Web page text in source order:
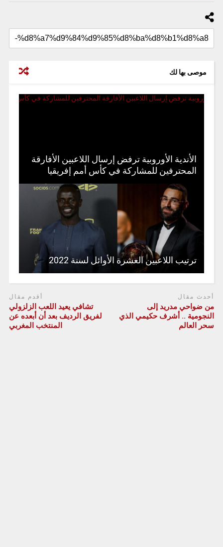
موصى بها لك
الأندية الأوروبية ترفض إرسال اللاعبين الأفارقة
المحترفين للمشاركة في كأس أمم إفريقيا
ترتيب اللاعبين العشرة الأوائل لسنة 2022
أحدث مقال
من ضواحي مدريد إلى
النجومية .. أشرف حكيمي الذي
سحر العالم
أقدم مقال
تشافي يعيد اللعب الزلزولي
لفريق الرديف بعد أن أبعده عن
المنتخب المغربي